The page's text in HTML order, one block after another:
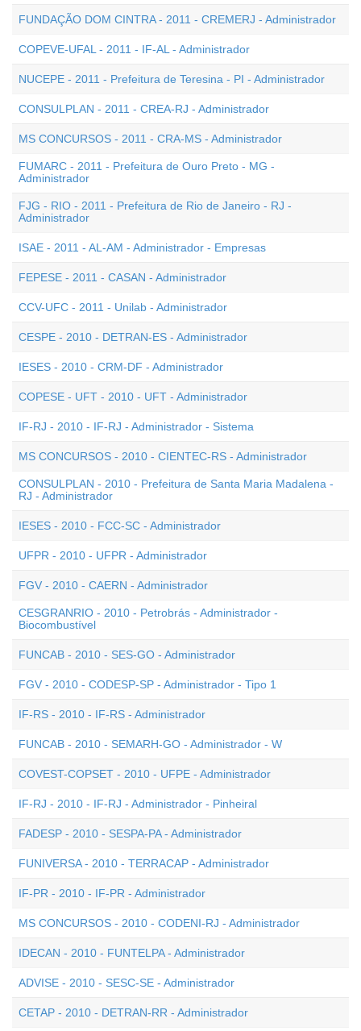
FUNDAÇÃO DOM CINTRA - 2011 - CREMERJ - Administrador
COPEVE-UFAL - 2011 - IF-AL - Administrador
NUCEPE - 2011 - Prefeitura de Teresina - PI - Administrador
CONSULPLAN - 2011 - CREA-RJ - Administrador
MS CONCURSOS - 2011 - CRA-MS - Administrador
FUMARC - 2011 - Prefeitura de Ouro Preto - MG -
Administrador
FJG - RIO - 2011 - Prefeitura de Rio de Janeiro - RJ -
Administrador
ISAE - 2011 - AL-AM - Administrador - Empresas
FEPESE - 2011 - CASAN - Administrador
CCV-UFC - 2011 - Unilab - Administrador
CESPE - 2010 - DETRAN-ES - Administrador
IESES - 2010 - CRM-DF - Administrador
COPESE - UFT - 2010 - UFT - Administrador
IF-RJ - 2010 - IF-RJ - Administrador - Sistema
MS CONCURSOS - 2010 - CIENTEC-RS - Administrador
CONSULPLAN - 2010 - Prefeitura de Santa Maria Madalena -
RJ - Administrador
IESES - 2010 - FCC-SC - Administrador
UFPR - 2010 - UFPR - Administrador
FGV - 2010 - CAERN - Administrador
CESGRANRIO - 2010 - Petrobrás - Administrador -
Biocombustível
FUNCAB - 2010 - SES-GO - Administrador
FGV - 2010 - CODESP-SP - Administrador - Tipo 1
IF-RS - 2010 - IF-RS - Administrador
FUNCAB - 2010 - SEMARH-GO - Administrador - W
COVEST-COPSET - 2010 - UFPE - Administrador
IF-RJ - 2010 - IF-RJ - Administrador - Pinheiral
FADESP - 2010 - SESPA-PA - Administrador
FUNIVERSA - 2010 - TERRACAP - Administrador
IF-PR - 2010 - IF-PR - Administrador
MS CONCURSOS - 2010 - CODENI-RJ - Administrador
IDECAN - 2010 - FUNTELPA - Administrador
ADVISE - 2010 - SESC-SE - Administrador
CETAP - 2010 - DETRAN-RR - Administrador